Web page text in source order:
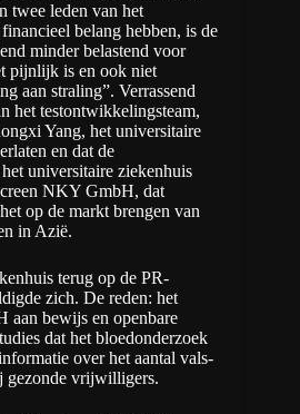
twee leden van het
belang hebben, is de
minder belastend voor
pijnlijk is en ook niet
aan straling”. Verrassend
het testontwikkelingsteam,
Yang, het universitaire
en dat de
universitaire ziekenhuis
NKY GmbH, dat
op de markt brengen van
in Azië.
terug op de PR-
zich. De reden: het
aan bewijs en openbare
dat het bloedonderzoek
over het aantal vals-
gezonde vrijwilligers.